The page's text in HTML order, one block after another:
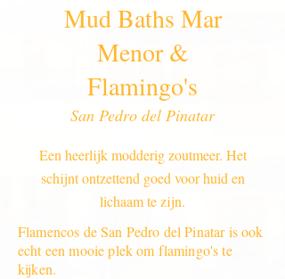
Mud Baths Mar
Menor &
Flamingo's
San Pedro del Pinatar
Een heerlijk modderig zoutmeer. Het
schijnt ontzettend goed voor huid en
lichaam te zijn.
Flamencos de San Pedro del Pinatar is ook
echt een mooie plek om flamingo's te
kijken.